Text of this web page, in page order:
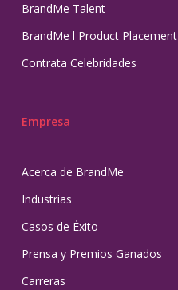
BrandMe Talent
BrandMe l Product Placement
Contrata Celebridades
Empresa
Acerca de BrandMe
Industrias
Casos de Éxito
Prensa y Premios Ganados
Carreras